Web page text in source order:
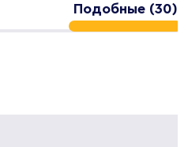
Подобные (30)